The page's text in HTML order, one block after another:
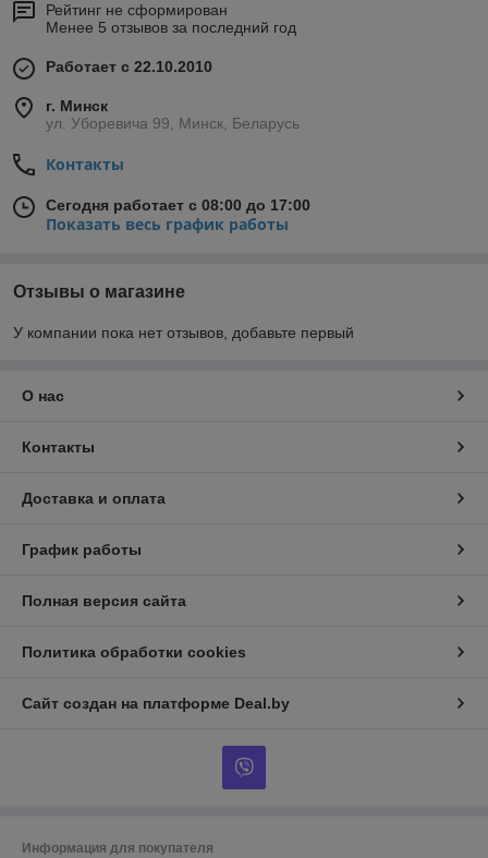
Рейтинг не сформирован
Менее 5 отзывов за последний год
Работает с 22.10.2010
г. Минск
ул. Уборевича 99, Минск, Беларусь
Контакты
Сегодня работает с 08:00 до 17:00
Показать весь график работы
Отзывы о магазине
У компании пока нет отзывов, добавьте первый
О нас
Контакты
Доставка и оплата
График работы
Полная версия сайта
Политика обработки cookies
Сайт создан на платформе Deal.by
Информация для покупателя